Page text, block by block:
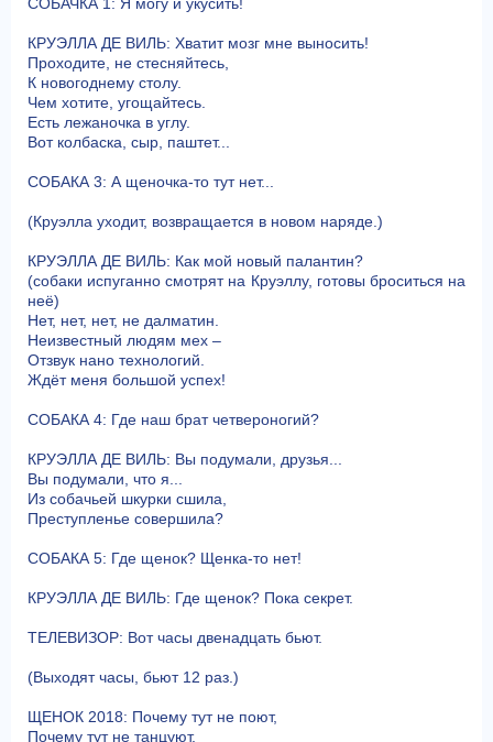
КРУЭЛЛА ДЕ ВИЛЬ: Хватит мозг мне выносить!
Проходите, не стесняйтесь,
К новогоднему столу.
Чем хотите, угощайтесь.
Есть лежаночка в углу.
Вот колбаска, сыр, паштет...
СОБАКА 3: А щеночка-то тут нет...
(Круэлла уходит, возвращается в новом наряде.)
КРУЭЛЛА ДЕ ВИЛЬ: Как мой новый палантин?
(собаки испуганно смотрят на Круэллу, готовы броситься на
неё)
Нет, нет, нет, не далматин.
Неизвестный людям мех –
Отзвук нано технологий.
Ждёт меня большой успех!
СОБАКА 4: Где наш брат четвероногий?
КРУЭЛЛА ДЕ ВИЛЬ: Вы подумали, друзья...
Вы подумали, что я...
Из собачьей шкурки сшила,
Преступленье совершила?
СОБАКА 5: Где щенок? Щенка-то нет!
КРУЭЛЛА ДЕ ВИЛЬ: Где щенок? Пока секрет.
ТЕЛЕВИЗОР: Вот часы двенадцать бьют.
(Выходят часы, бьют 12 раз.)
ЩЕНОК 2018: Почему тут не поют,
Почему тут не танцуют,